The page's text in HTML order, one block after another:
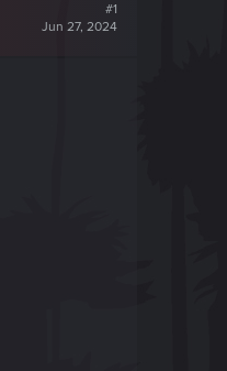
#1
Jun 27, 2024